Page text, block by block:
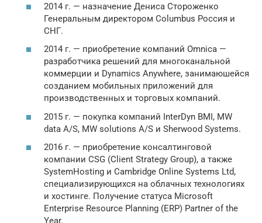
2014 г. — назначение Дениса Стороженко
Генеральным директором Columbus Россия и
СНГ.
2014 г. — приобретение компаний Omnica —
разработчика решений для многоканальной
коммерции и Dynamics Anywhere, занимаюшейся
созданием мобильных приложений для
производственных и торговых компаний.
2015 г. — покупка компаний InterDyn BMI, MW
data A/S, MW solutions A/S и Sherwood Systems.
2016 г. — приобретение консалтинговой
компании CSG (Client Strategy Group), а также
SystemHosting и Cambridge Online Systems Ltd,
специализирующихся на облачных технологиях
и хостинге. Получение статуса Microsoft
Enterprise Resource Planning (ERP) Partner of the
Year.